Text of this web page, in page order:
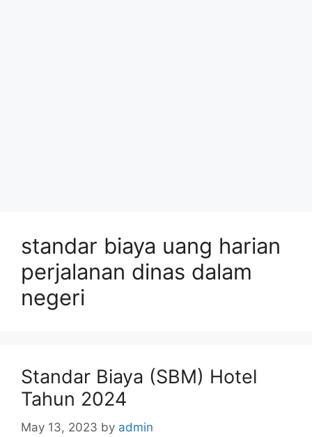
standar biaya uang harian
perjalanan dinas dalam
negeri
Standar Biaya (SBM) Hotel
Tahun 2024
May 13, 2023 by admin